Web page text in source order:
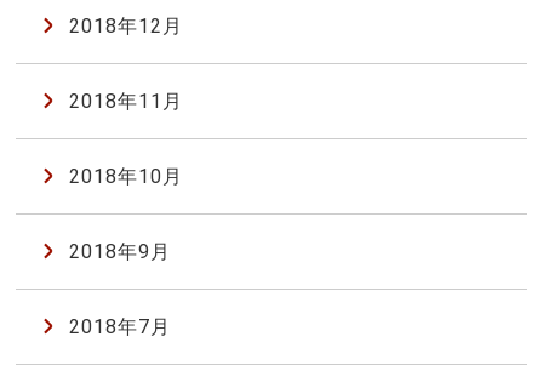
2018年12月
2018年11月
2018年10月
2018年9月
2018年7月